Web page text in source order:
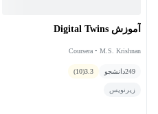
آموزش Digital Twins
Coursera • M.S. Krishnan
249دانشجو 3.3
(10)
زیرنویس